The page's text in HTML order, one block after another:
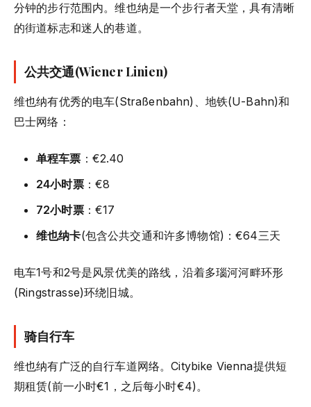
分钟的步行范围内。维也纳是一个步行者天堂，具有清晰
的街道标志和迷人的巷道。
公共交通(Wiener Linien)
维也纳有优秀的电车(Straßenbahn)、地铁(U-Bahn)和
巴士网络：
单程车票 ：€2.40
24小时票：€8
72小时票：€17
维也纳卡(包含公共交通和许多博物馆)：€64三天
电车1号和2号是风景优美的路线，沿着多瑙河河畔环形
(Ringstrasse)环绕旧城。
骑自行车
维也纳有广泛的自行车道网络。Citybike Vienna提供短
期租赁(前一小时€1，之后每小时€4)。